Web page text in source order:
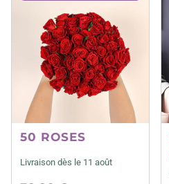
50 ROSES
Livraison dès le 11 août